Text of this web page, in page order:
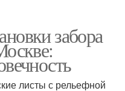
забора
листы с рельефной